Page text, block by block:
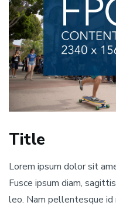
Title
Lorem ipsum dolor sit
Fusce ipsum diam,
leo. Nam pellentesque